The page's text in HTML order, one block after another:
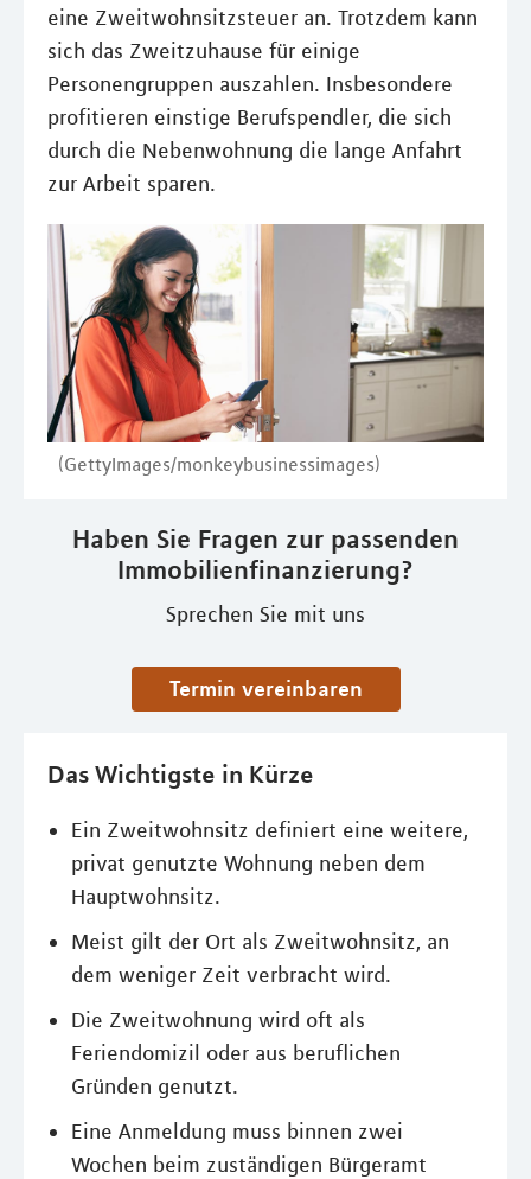
eine Zweitwohnsitzsteuer an. Trotzdem kann
sich das Zweitzuhause für einige
Personengruppen auszahlen. Insbesondere
profitieren einstige Berufspendler, die sich
durch die Nebenwohnung die lange Anfahrt
zur Arbeit sparen.
(GettyImages/monkeybusinessimages)
Haben Sie Fragen zur passenden
Immobilienfinanzierung?
Sprechen Sie mit uns
Termin vereinbaren
Das Wichtigste in Kürze
Ein Zweitwohnsitz definiert eine weitere,
privat genutzte Wohnung neben dem
Hauptwohnsitz.
Meist gilt der Ort als Zweitwohnsitz, an
dem weniger Zeit verbracht wird.
Die Zweitwohnung wird oft als
Feriendomizil oder aus beruflichen
Gründen genutzt.
Eine Anmeldung muss binnen zwei
Wochen beim zuständigen Bürgeramt